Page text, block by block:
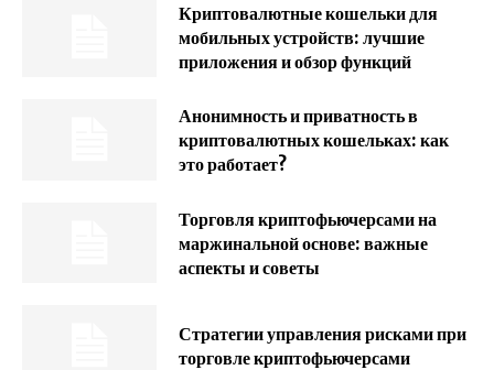
Криптовалютные кошельки для
мобильных устройств: лучшие
приложения и обзор функций
Анонимность и приватность в
криптовалютных кошельках: как
это работает?
Торговля криптофьючерсами на
маржинальной основе: важные
аспекты и советы
Стратегии управления рисками при
торговле криптофьючерсами